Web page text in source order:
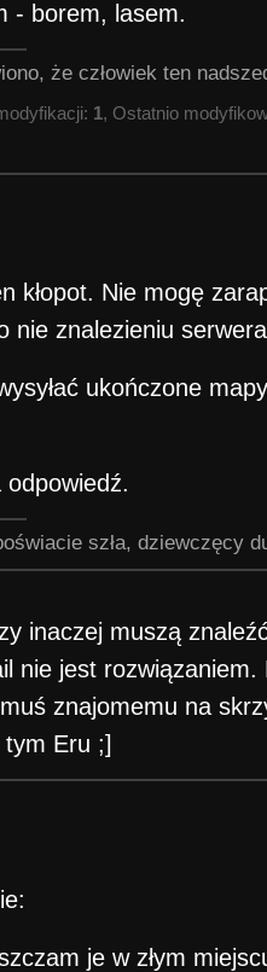
- borem, lasem.
że człowiek ten
1, Ostatnio
kłopot. Nie mogę
nie znalezieniu
ukończone
szła, dziewczęcy
inaczej muszą
nie jest
znajomemu na
tym Eru ;]
je w złym